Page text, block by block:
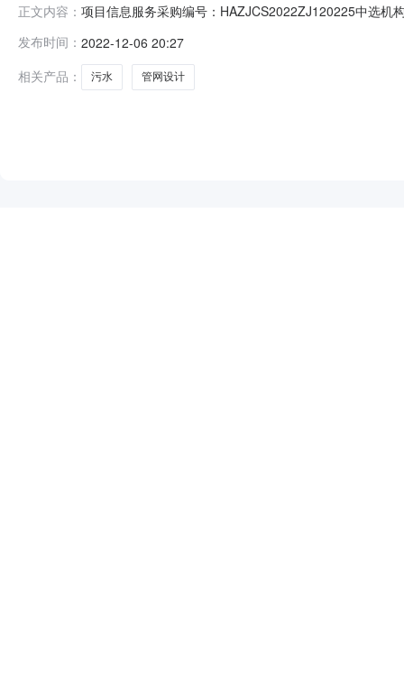
正文内容： 项目信息服务采购编号：HAZJCS2022ZJ120225中选机
计技术服务建筑/土地面积：0.0竞价最高价：200.0报名
发布时间： 2022-12-06 20:27
相关产品：
污水 管网设计